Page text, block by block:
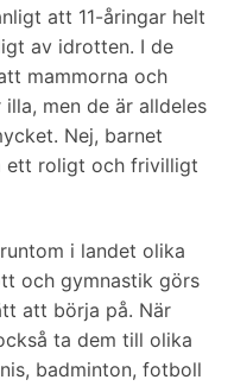
att 11-åringar helt
av idrotten. I de
mammorna och
men de är alldeles
Nej, barnet
ett roligt och frivilligt
i landet olika
och gymnastik görs
att börja på. När
ta dem till olika
badminton, fotboll